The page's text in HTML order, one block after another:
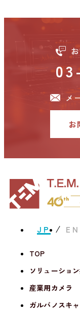
メ
お
JP EN
TOP
ソリューショ
産業用カメラ
ガルバノスキ